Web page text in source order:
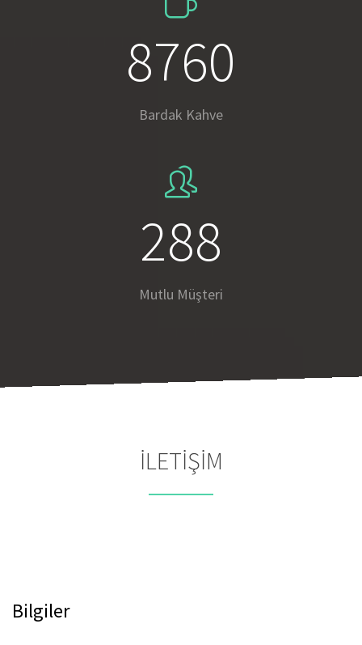
15513
Bardak Kahve
510
Mutlu Müşteri
İLETİŞİM
Bilgiler